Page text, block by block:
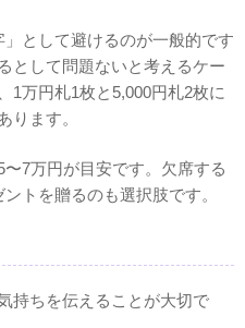
として避けるのが一般的です
として問題ないと考えるケー
1万円札1枚と5,000円札2枚に
ります。
7万円が目安です。欠席する
トを贈るのも選択肢です。
持ちを伝えることが大切で